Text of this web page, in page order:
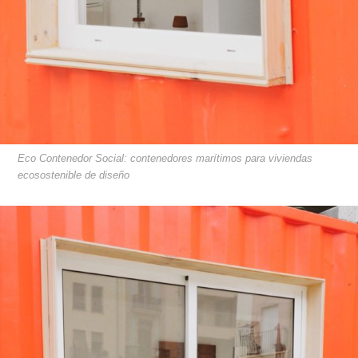
Eco Contenedor Social: contenedores marítimos para viviendas
ecosostenible de diseño